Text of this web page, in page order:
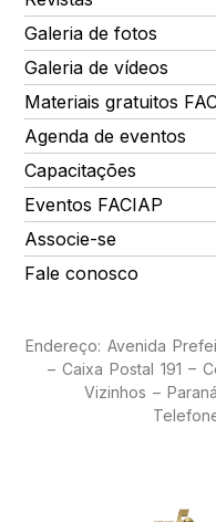
Galeria de fotos
Galeria de vídeos
Materiais gratuitos
Agenda de eventos
Capacitações
Eventos FACIAP
Associe-se
Fale conosco
Endereço: Avenida
– Caixa Postal 191 –
Vizinhos –